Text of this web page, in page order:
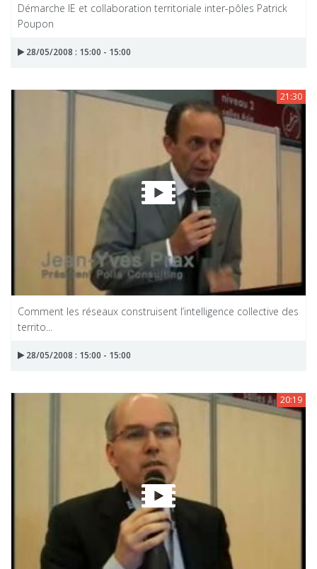
Démarche IE et collaboration territoriale inter-pôles Patrick
Poupon
28/05/2008 : 15:00 - 15:00
21:30
Comment les réseaux construisent l’intelligence collective des
territo...
28/05/2008 : 15:00 - 15:00
20:19